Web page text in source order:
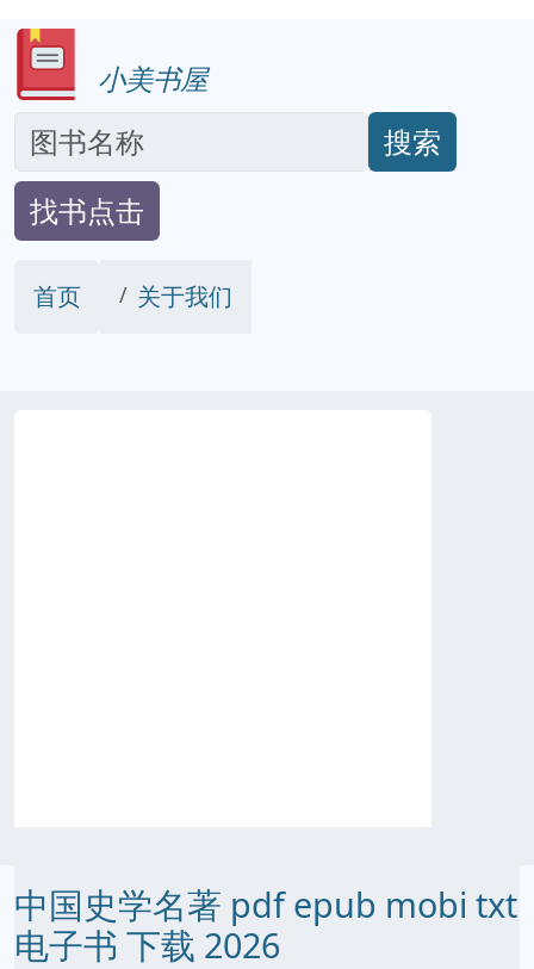
小美书屋
搜索
找书点击
首页 关于我们
中国史学名著 pdf epub mobi txt
电子书 下载 2026